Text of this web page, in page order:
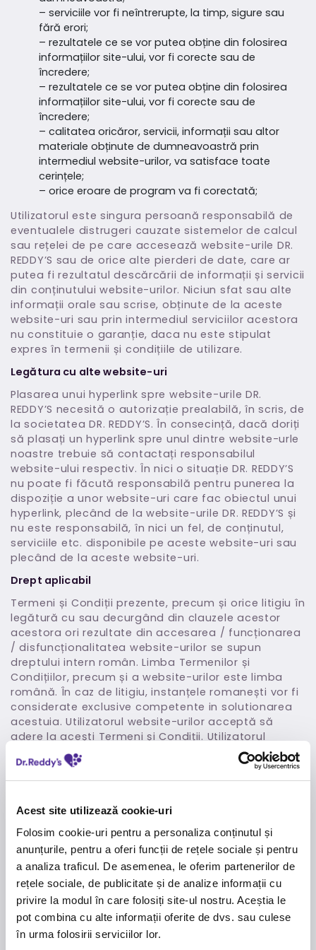
Acest site utilizează cookie-uri
Folosim cookie-uri pentru a personaliza conținutul și
anunțurile, pentru a oferi funcții de rețele sociale și pentru
a analiza traficul. De asemenea, le oferim partenerilor de
rețele sociale, de publicitate și de analize informații cu
privire la modul în care folosiți site-ul nostru. Aceștia le
pot combina cu alte informații oferite de dvs. sau culese
în urma folosirii serviciilor lor.
– serviciile vor fi neîntrerupte, la timp, sigure sau
fără erori;
– rezultatele ce se vor putea obține din folosirea
informațiilor site-ului, vor fi corecte sau de
încredere;
– rezultatele ce se vor putea obține din folosirea
informațiilor site-ului, vor fi corecte sau de
încredere;
– calitatea oricăror, servicii, informații sau altor
materiale obținute de dumneavoastră prin
intermediul website-urilor, va satisface toate
cerințele;
– orice eroare de program va fi corectată;
Utilizatorul este singura persoană responsabilă de
eventualele distrugeri cauzate sistemelor de calcul
sau rețelei de pe care accesează website-urile DR.
REDDY’S sau de orice alte pierderi de date, care ar
putea fi rezultatul descărcării de informații și servicii
din conținutului website-urilor. Niciun sfat sau alte
informații orale sau scrise, obținute de la aceste
website-uri sau prin intermediul serviciilor acestora
nu constituie o garanție, daca nu este stipulat
expres în termenii și condițiile de utilizare.
Legătura cu alte website-uri
Plasarea unui hyperlink spre website-urile DR.
REDDY’S necesită o autorizație prealabilă, în scris, de
la societatea DR. REDDY’S. În consecință, dacă doriți
să plasați un hyperlink spre unul dintre website-urle
noastre trebuie să contactați responsabilul
website-ului respectiv. În nici o situație DR. REDDY’S
nu poate fi făcută responsabilă pentru punerea la
dispoziție a unor website-uri care fac obiectul unui
hyperlink, plecând de la website-urile DR. REDDY’S și
nu este responsabilă, în nici un fel, de conținutul,
serviciile etc. disponibile pe aceste website-uri sau
plecând de la aceste website-uri.
Drept aplicabil
Termeni și Condiții prezente, precum și orice litigiu în
legătură cu sau decurgând din clauzele acestor
acestora ori rezultate din accesarea / funcționarea
/ disfuncționalitatea website-urilor se supun
dreptului intern român. Limba Termenilor și
Condițiilor, precum și a website-urilor este limba
română. În caz de litigiu, instanțele romanești vor fi
considerate exclusive competente in solutionarea
acestuia. Utilizatorul website-urilor acceptă să
adere la acești Termeni și Condiții. Utilizatorul
website-urilor DR. REDDY’S confirmă că a citit și
acceptat acești Termeni și Condiții. Utilizarea
website-urilor de către client implică acceptarea
Confidențialitate
În calitate de proprietar al website-urilor sale, DR.
REDDY’S se angajează să păstreze caracterul
confidențial al informațiilor furnizate de către
dumneavoastră, la accesarea website-urilor sau,
după caz, la completarea formularelor de contact
sau de autentificare.
DR. REDDY’S utilizează metode și tehnici de